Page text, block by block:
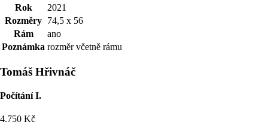
Rok
2021
Rozměry 74,5 x 56
Rám
ano
Poznámka rozměr včetně rámu
Tomáš Hřivnáč
Počítání I.
4.750 Kč